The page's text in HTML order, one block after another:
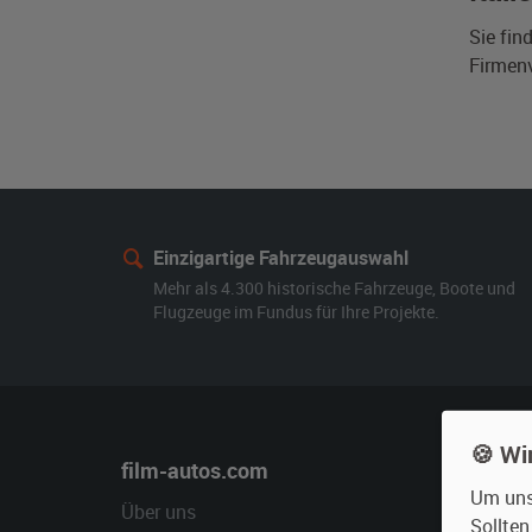
Sie
Einzigartige Fahrzeugauswahl
Mehr als 4.300 historische Fahrzeuge, Boote und
Flugzeuge im Fundus für Ihre Projekte.
film-autos.com
Über uns
🍪
Um